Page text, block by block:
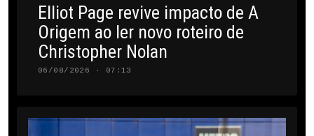
Elliot Page revive impacto de A
Origem ao ler novo roteiro de
Christopher Nolan
06/08/2026 · 07:13